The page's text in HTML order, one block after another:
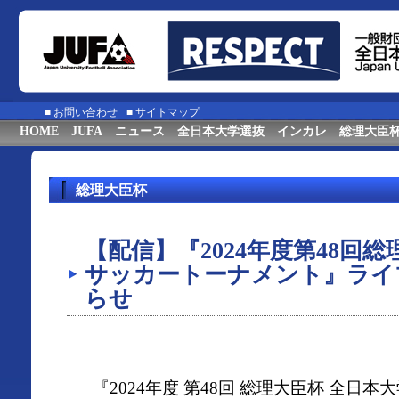
■ お問い合わせ ■ サイトマップ
HOME JUFA ニュース 全日本大学選抜 インカレ 総理大臣
総理大臣杯
【配信】『2024年度第48回
サッカートーナメント』ラ
らせ
『2024年度 第48回 総理大臣杯 全日本